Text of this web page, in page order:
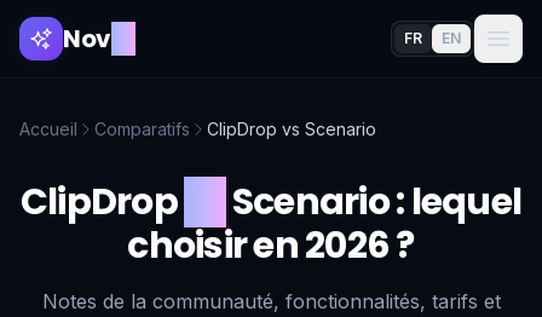
NovAI FR EN
Accueil Comparatifs ClipDrop vs Scenario
ClipDrop Scenario: lequel
choisir en 2026 ?
Notes de la communauté, fonctionnalités, tarifs et